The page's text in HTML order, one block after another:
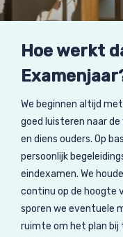
Hoe werkt
We beginnen altijd
goed luisteren naar
en diens ouders. Op
persoonlijk
eindexamen. We
continu op de hoogte
sporen we eventuele
ruimte om het plan bij